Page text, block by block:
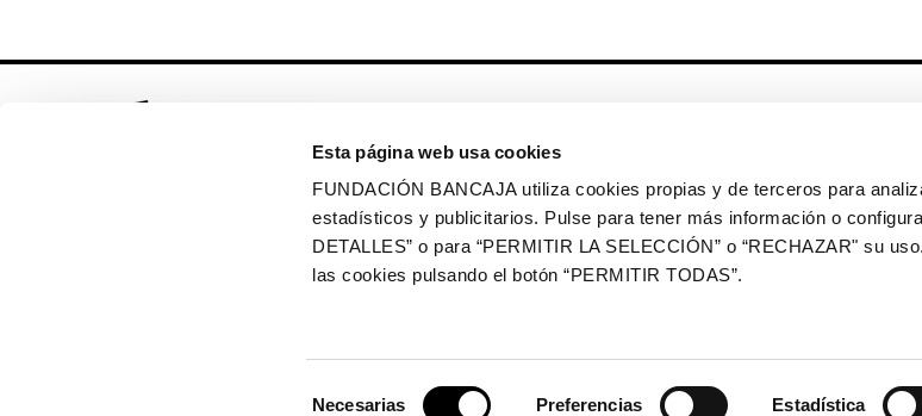
Esta página web usa cookies
FUNDACIÓN BANCAJA utiliza cookies propias y de terceros para
estadísticos y publicitarios. Pulse para tener más información o
DETALLES” o para “PERMITIR LA SELECCIÓN” o “RECHAZAR" su
las cookies pulsando el botón “PERMITIR TODAS”.
Necesarias Preferencias Estadística
Colección de arte
Solicitud de
colección de arte
Publicaciones